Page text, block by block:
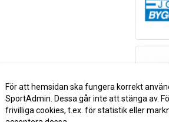
För att hemsidan ska fungera korrekt
SportAdmin. Dessa går inte att stänga av.
frivilliga cookies, t.ex. för statistik eller